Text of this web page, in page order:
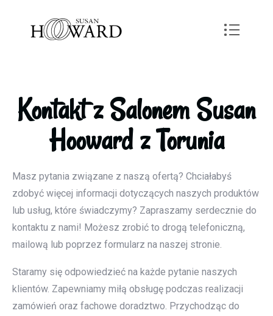
Kontakt z Salonem Susan
Hooward z Torunia
Masz pytania związane z naszą ofertą? Chciałabyś
zdobyć więcej informacji dotyczących naszych produktów
lub usług, które świadczymy? Zapraszamy serdecznie do
kontaktu z nami! Możesz zrobić to drogą telefoniczną,
mailową lub poprzez formularz na naszej stronie.
Staramy się odpowiedzieć na każde pytanie naszych
klientów. Zapewniamy miłą obsługę podczas realizacji
zamówień oraz fachowe doradztwo. Przychodząc do